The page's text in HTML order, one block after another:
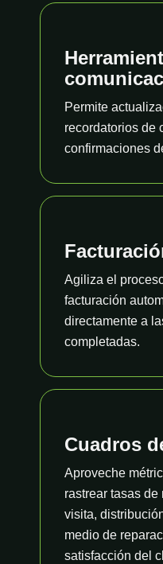
Permite
recordatorios de
confirmaciones
Agiliza el
facturación
directamente a
completadas.
Cuadros
Aproveche
rastrear tasas
visita,
medio de
satisfacción del